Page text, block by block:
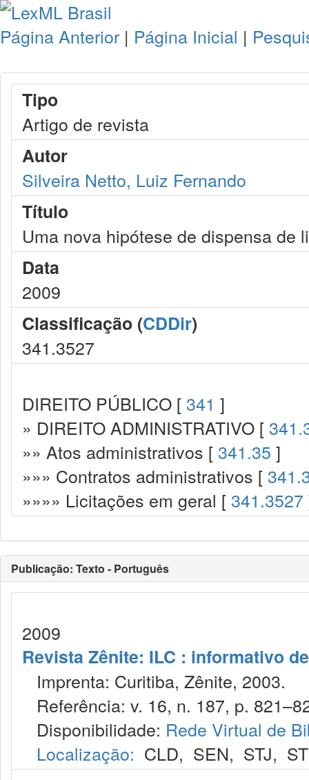
Página Anterior | Página Inicial |
Tipo
Artigo de revista
Autor
Silveira Netto, Luiz Fernando
Título
Uma nova hipótese de dispensa de
Data
2009
Classificação (CDDir)
341.3527
DIREITO PÚBLICO [ 341 ]
» DIREITO ADMINISTRATIVO [
»» Atos administrativos [ 341.35 ]
»»» Contratos administrativos [
»»»» Licitações em geral [ 341.3527
Publicação: Texto - Português
2009
Revista Zênite: ILC : informativo
Imprenta: Curitiba, Zênite, 2003.
Referência: v. 16, n. 187, p.
Disponibilidade: Rede Virtual de
Localização: CLD, SEN, STJ,